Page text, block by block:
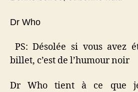
Dr Who
PS: Désolée si vous avez
billet, c’est de l’humour noir
Dr Who tient à ce que